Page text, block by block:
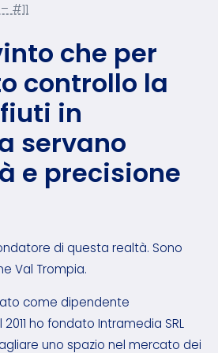
#11
che per
controllo la
in
servano
e precisione
di questa realtà. Sono
Val Trompia.
come dipendente
ho fondato Intramedia SRL
uno spazio nel mercato dei